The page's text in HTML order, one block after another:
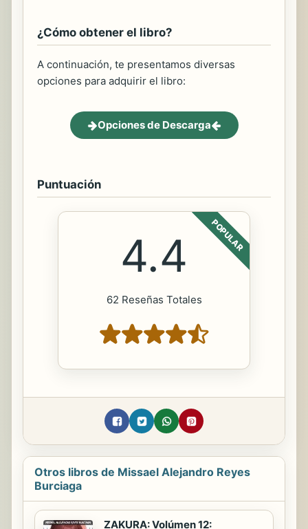
¿Cómo obtener el libro?
A continuación, te presentamos diversas
opciones para adquirir el libro:
Opciones de Descarga
Puntuación
POPULAR
4.4
62 Reseñas Totales
Otros libros de Missael Alejandro Reyes
Burciaga
ZAKURA: Volúmen 12: